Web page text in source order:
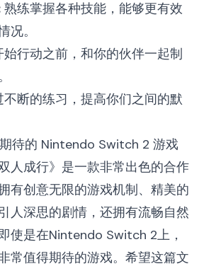
熟练掌握各种技能，能够更有效
况。
始行动之前，和你的伙伴一起制
不断的练习，提高你们之间的默
期待的 Nintendo Switch 2 游戏
人成行》是一款非常出色的合作
有创意无限的游戏机制、精美的
人深思的剧情，还拥有流畅自然
使是在Nintendo Switch 2上，
常值得期待的游戏。希望这篇文